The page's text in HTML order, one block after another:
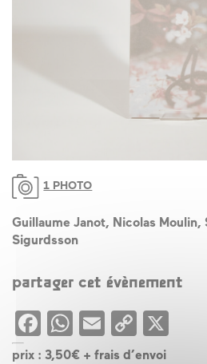
1 PHOTO
Guillaume Janot, Nicolas Moulin,
Sigurdsson
partager cet évènement
Facebook
WhatsApp
EmailCopy
Link
prix : 3,50€ + frais d’envoi